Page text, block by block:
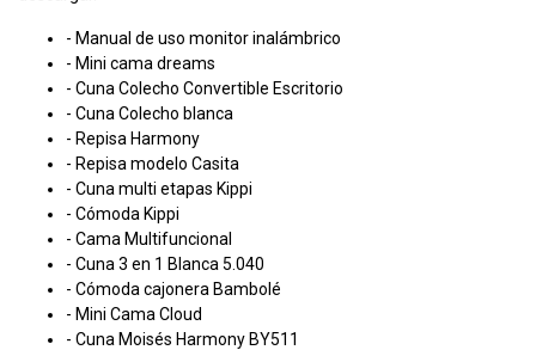
- Manual de uso monitor inalámbrico
- Mini cama dreams
- Cuna Colecho Convertible Escritorio
- Cuna Colecho blanca
- Repisa Harmony
- Repisa modelo Casita
- Cuna multi etapas Kippi
- Cómoda Kippi
- Cama Multifuncional
- Cuna 3 en 1 Blanca 5.040
- Cómoda cajonera Bambolé
- Mini Cama Cloud
- Cuna Moisés Harmony BY511